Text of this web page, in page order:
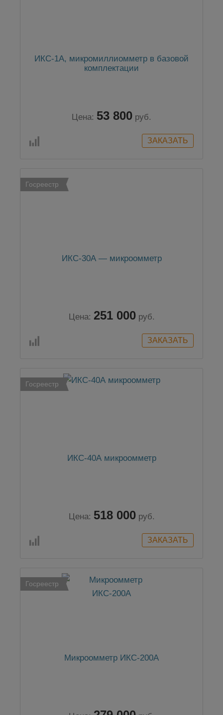
ИКС-1А, микромиллиомметр в базовой
комплектации
Цена: 53 800 руб.
Госреестр
ИКС-30А — микроомметр
Цена: 251 000 руб.
Госреестр
ИКС-40А микроомметр
Цена: 518 000 руб.
Госреестр
Микроомметр ИКС-200А